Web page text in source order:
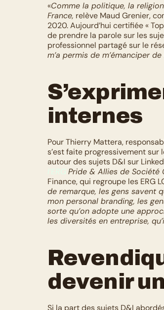
«Comme la politique, la
France, relève Maud Grenier,
2020. Aujourd’hui certifiée «
de prendre la parole sur les
professionnel partagé sur le
m’a permis de m’émanciper
internes
Pour Thierry Mattera,
s’est faite progressivement sur
Pride & Allies de Société
Finance, qui regroupe les ERG
de remarque, les gens savent
mon personal branding, les
sorte qu’on adopte une
les diversités en entreprise,
devenir
Si la part des sujets D&I